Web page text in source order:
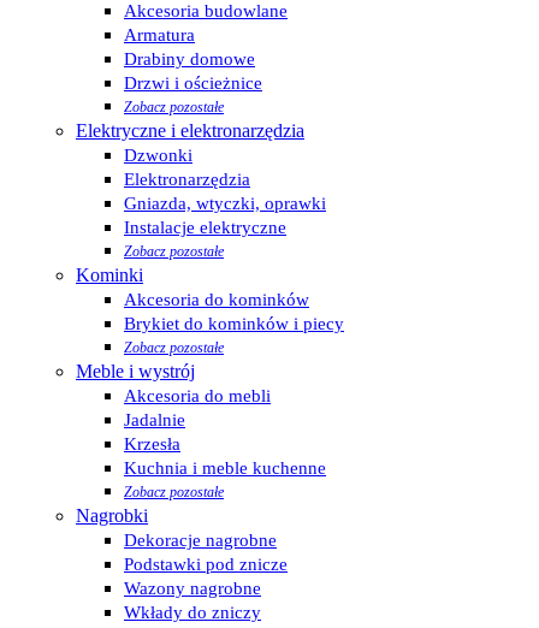
Akcesoria budowlane
Armatura
Drabiny domowe
Drzwi i ościeżnice
Zobacz pozostałe
Elektryczne i elektronarzędzia
Dzwonki
Elektronarzędzia
Gniazda, wtyczki, oprawki
Instalacje elektryczne
Zobacz pozostałe
Kominki
Akcesoria do kominków
Brykiet do kominków i piecy
Zobacz pozostałe
Meble i wystrój
Akcesoria do mebli
Jadalnie
Krzesła
Kuchnia i meble kuchenne
Zobacz pozostałe
Nagrobki
Dekoracje nagrobne
Podstawki pod znicze
Wazony nagrobne
Wkłady do zniczy